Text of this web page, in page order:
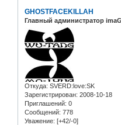
GHOSTFACEKILLAH
Главный администратор
Откуда: SVERD:love:SK
Зарегистрирован: 2008-10-18
Приглашений: 0
Сообщений: 778
Уважение: [+42/-0]